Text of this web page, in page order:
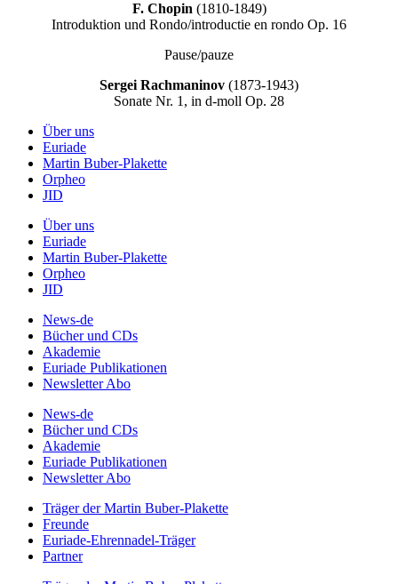
F. Chopin (1810-1849)
Introduktion und Rondo/introductie en rondo Op. 16
Pause/pauze
Sergei Rachmaninov (1873-1943)
Sonate Nr. 1, in d-moll Op. 28
Über uns
Euriade
Martin Buber-Plakette
Orpheo
JID
Über uns
Euriade
Martin Buber-Plakette
Orpheo
JID
News-de
Bücher und CDs
Akademie
Euriade Publikationen
Newsletter Abo
News-de
Bücher und CDs
Akademie
Euriade Publikationen
Newsletter Abo
Träger der Martin Buber-Plakette
Freunde
Euriade-Ehrennadel-Träger
Partner